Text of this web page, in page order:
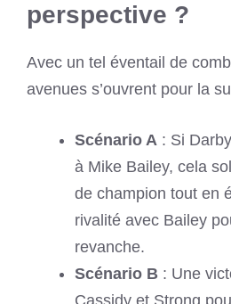
perspective ?
Avec un tel éventail de
avenues s’ouvrent pour la
Scénario A : Si
à Mike Bailey, cela
de champion tout en
rivalité avec Bailey
revanche.
Scénario B : Une
Cassidy et Strong